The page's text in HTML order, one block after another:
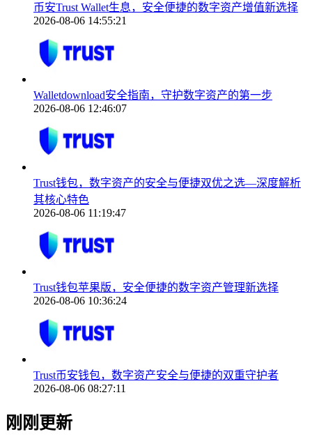
币安Trust Wallet生息，安全便捷的数字资产增值新选择
2026-08-06 14:55:21
Walletdownload安全指南，守护数字资产的第一步
2026-08-06 12:46:07
Trust钱包，数字资产的安全与便捷双优之选—深度解析
其核心特色
2026-08-06 11:19:47
Trust钱包苹果版，安全便捷的数字资产管理新选择
2026-08-06 10:36:24
Trust币安钱包，数字资产安全与便捷的双重守护者
2026-08-06 08:27:11
刚刚更新